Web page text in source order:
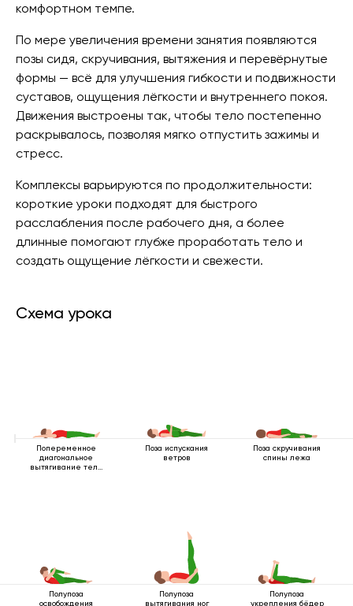
комфортном темпе.
По мере увеличения времени занятия появляются
позы сидя, скручивания, вытяжения и перевёрнутые
формы — всё для улучшения гибкости и подвижности
суставов, ощущения лёгкости и внутреннего покоя.
Движения выстроены так, чтобы тело постепенно
раскрывалось, позволяя мягко отпустить зажимы и
стресс.
Комплексы варьируются по продолжительности:
короткие уроки подходят для быстрого
расслабления после рабочего дня, а более
длинные помогают глубже проработать тело и
создать ощущение лёгкости и свежести.
Схема урока
Попеременное
диагональное
вытягивание тела
Поза испускания
ветров
Поза скручивания
спины лежа
Полупоза
освобождения
Полупоза
вытягивания ног
Полупоза
укрепления бёдер